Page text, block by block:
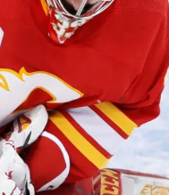
Moderní pětiboj
Motorsport
Olympijské hry
Parasport
Plavání